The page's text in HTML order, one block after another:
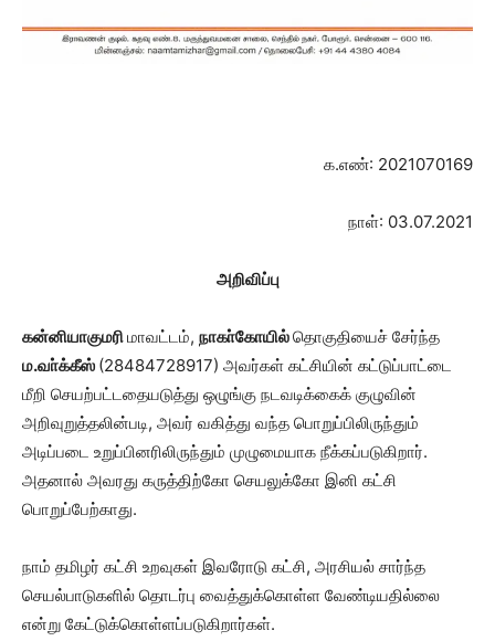
க.எண்: 2021070169
நாள்: 03.07.2021
அறிவிப்பு
கன்னியாகுமரிமாவட்டம், நாகா்கோயில்தொகுதியைச் சேர்ந்த
ம.வா்க்கீஸ் (28484728917) அவர்கள் கட்சியின் கட்டுப்பாட்டை
மீறி செயற்பட்டதையடுத்து ஒழுங்கு நடவடிக்கைக் குழுவின்
அறிவுறுத்தலின்படி, அவர் வகித்து வந்த பொறுப்பிலிருந்தும்
அடிப்படை உறுப்பினரிலிருந்தும் முழுமையாக நீக்கப்படுகிறார்.
அதனால் அவரது கருத்திற்கோ செயலுக்கோ இனி கட்சி
பொறுப்பேற்காது.
நாம் தமிழர் கட்சி உறவுகள் இவரோடு கட்சி, அரசியல் சார்ந்த
செயல்பாடுகளில் தொடர்பு வைத்துக்கொள்ள வேண்டியதில்லை
என்று கேட்டுக்கொள்ளப்படுகிறார்கள்.